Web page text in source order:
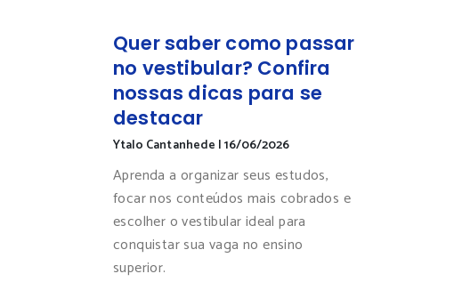
Quer saber como passar
no vestibular? Confira
nossas dicas para se
destacar
Ytalo Cantanhede |16/06/2026
Aprenda a organizar seus estudos,
focar nos conteúdos mais cobrados e
escolher o vestibular ideal para
conquistar sua vaga no ensino
superior.